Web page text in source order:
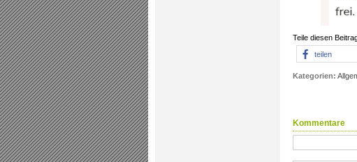
Teile diesen
teilen
Kategorien:
Kommentare